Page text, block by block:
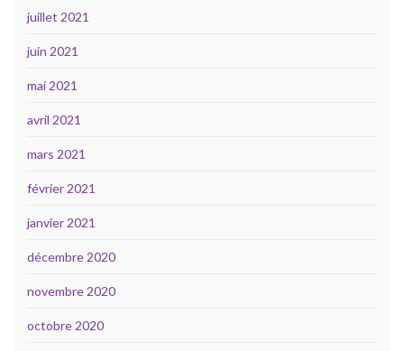
juillet 2021
juin 2021
mai 2021
avril 2021
mars 2021
février 2021
janvier 2021
décembre 2020
novembre 2020
octobre 2020